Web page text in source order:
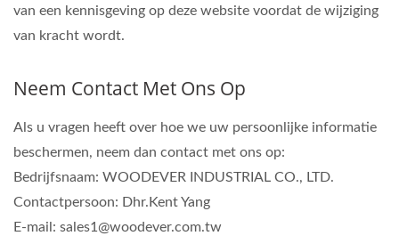
van een kennisgeving op deze website voordat de wijziging
van kracht wordt.
Neem Contact Met Ons Op
Als u vragen heeft over hoe we uw persoonlijke informatie
beschermen, neem dan contact met ons op:
Bedrijfsnaam: WOODEVER INDUSTRIAL CO., LTD.
Contactpersoon: Dhr.Kent Yang
E-mail: sales1@woodever.com.tw